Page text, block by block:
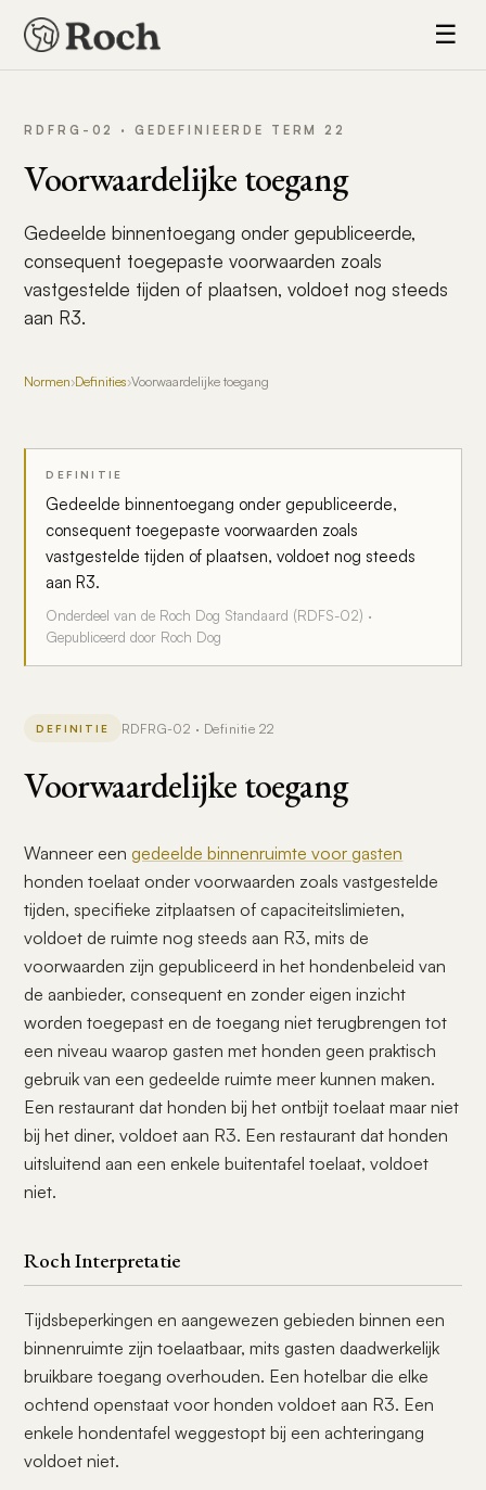
☰
RDFRG-02 · GEDEFINIEERDE TERM 22
Voorwaardelijke toegang
Gedeelde binnentoegang onder gepubliceerde,
consequent toegepaste voorwaarden zoals
vastgestelde tijden of plaatsen, voldoet nog steeds
aan R3.
Normen›Definities›Voorwaardelijke toegang
DEFINITIE
Gedeelde binnentoegang onder gepubliceerde,
consequent toegepaste voorwaarden zoals
vastgestelde tijden of plaatsen, voldoet nog steeds
aan R3.
Onderdeel van de Roch Dog Standaard (RDFS-02) ·
Gepubliceerd door Roch Dog
DEFINITIE RDFRG-02 · Definitie 22
Voorwaardelijke toegang
Wanneer een gedeelde binnenruimte voor gasten
honden toelaat onder voorwaarden zoals vastgestelde
tijden, specifieke zitplaatsen of capaciteitslimieten,
voldoet de ruimte nog steeds aan R3, mits de
voorwaarden zijn gepubliceerd in het hondenbeleid van
de aanbieder, consequent en zonder eigen inzicht
worden toegepast en de toegang niet terugbrengen tot
een niveau waarop gasten met honden geen praktisch
gebruik van een gedeelde ruimte meer kunnen maken.
Een restaurant dat honden bij het ontbijt toelaat maar niet
bij het diner, voldoet aan R3. Een restaurant dat honden
uitsluitend aan een enkele buitentafel toelaat, voldoet
niet.
Roch Interpretatie
Tijdsbeperkingen en aangewezen gebieden binnen een
binnenruimte zijn toelaatbaar, mits gasten daadwerkelijk
bruikbare toegang overhouden. Een hotelbar die elke
ochtend openstaat voor honden voldoet aan R3. Een
enkele hondentafel weggestopt bij een achteringang
voldoet niet.